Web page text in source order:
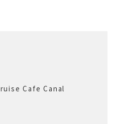
Cafe Canal